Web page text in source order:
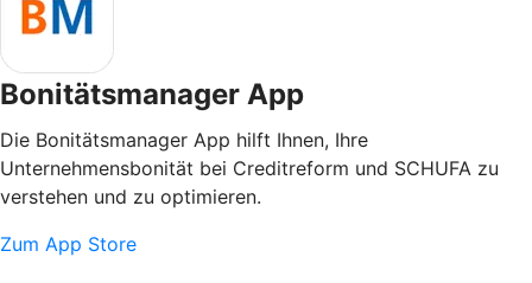
Bonitätsmanager App
Die Bonitätsmanager App hilft Ihnen, Ihre
Unternehmensbonität bei Creditreform und SCHUFA zu
verstehen und zu optimieren.
Zum App Store